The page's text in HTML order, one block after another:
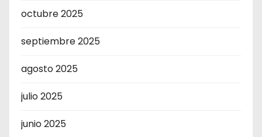
octubre 2025
septiembre 2025
agosto 2025
julio 2025
junio 2025